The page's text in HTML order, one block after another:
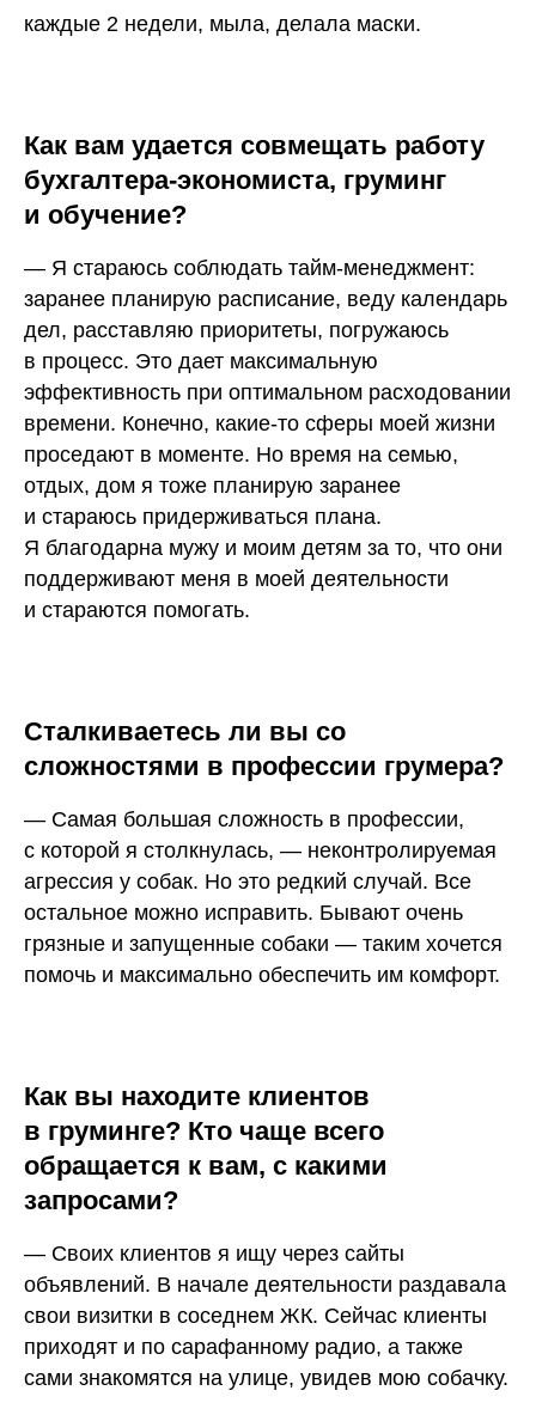
каждые 2 недели, мыла, делала маски.
Как вам удается совмещать работу
бухгалтера-экономиста, груминг
и обучение?
— Я стараюсь соблюдать тайм-менеджмент:
заранее планирую расписание, веду календарь
дел, расставляю приоритеты, погружаюсь
в процесс. Это дает максимальную
эффективность при оптимальном расходовании
времени. Конечно, какие-то сферы моей жизни
проседают в моменте. Но время на семью,
отдых, дом я тоже планирую заранее
и стараюсь придерживаться плана.
Я благодарна мужу и моим детям за то, что они
поддерживают меня в моей деятельности
и стараются помогать.
Сталкиваетесь ли вы со
сложностями в профессии грумера?
— Самая большая сложность в профессии,
с которой я столкнулась, — неконтролируемая
агрессия у собак. Но это редкий случай. Все
остальное можно исправить. Бывают очень
грязные и запущенные собаки — таким хочется
помочь и максимально обеспечить им комфорт.
Как вы находите клиентов
в груминге? Кто чаще всего
обращается к вам, с какими
запросами?
— Своих клиентов я ищу через сайты
объявлений. В начале деятельности раздавала
свои визитки в соседнем ЖК. Сейчас клиенты
приходят и по сарафанному радио, а также
сами знакомятся на улице, увидев мою собачку.